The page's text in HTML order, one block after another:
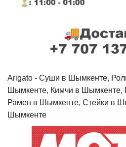
Arigato - Cуши в Шымкенте,
Шымкенте, Кимчи в Шымкенте,
Рамен в Шымкенте, Стейки в
Шымкенте